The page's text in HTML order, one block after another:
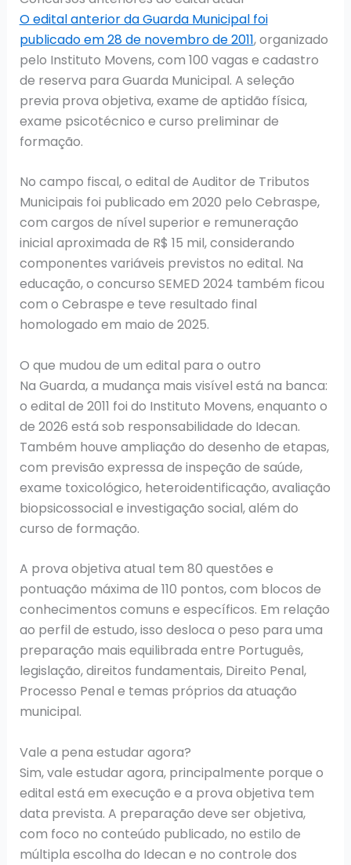
O edital anterior da Guarda Municipal foi
publicado em 28 de novembro de 2011, organizado
pelo Instituto Movens, com 100 vagas e cadastro
de reserva para Guarda Municipal. A seleção
previa prova objetiva, exame de aptidão física,
exame psicotécnico e curso preliminar de
formação.
No campo fiscal, o edital de Auditor de Tributos
Municipais foi publicado em 2020 pelo Cebraspe,
com cargos de nível superior e remuneração
inicial aproximada de R$ 15 mil, considerando
componentes variáveis previstos no edital. Na
educação, o concurso SEMED 2024 também ficou
com o Cebraspe e teve resultado final
homologado em maio de 2025.
O que mudou de um edital para o outro
Na Guarda, a mudança mais visível está na banca:
o edital de 2011 foi do Instituto Movens, enquanto o
de 2026 está sob responsabilidade do Idecan.
Também houve ampliação do desenho de etapas,
com previsão expressa de inspeção de saúde,
exame toxicológico, heteroidentificação, avaliação
biopsicossocial e investigação social, além do
curso de formação.
A prova objetiva atual tem 80 questões e
pontuação máxima de 110 pontos, com blocos de
conhecimentos comuns e específicos. Em relação
ao perfil de estudo, isso desloca o peso para uma
preparação mais equilibrada entre Português,
legislação, direitos fundamentais, Direito Penal,
Processo Penal e temas próprios da atuação
municipal.
Vale a pena estudar agora?
Sim, vale estudar agora, principalmente porque o
edital está em execução e a prova objetiva tem
data prevista. A preparação deve ser objetiva,
com foco no conteúdo publicado, no estilo de
múltipla escolha do Idecan e no controle dos